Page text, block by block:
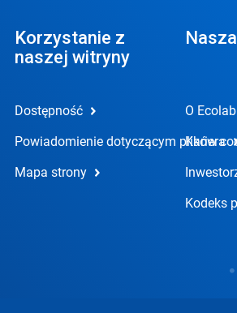
Korzystanie z
naszej witryny
Dostępność
Powiadomienie dotyczącym plików
Mapa strony
O Ecolab
Kariera
Kodeks